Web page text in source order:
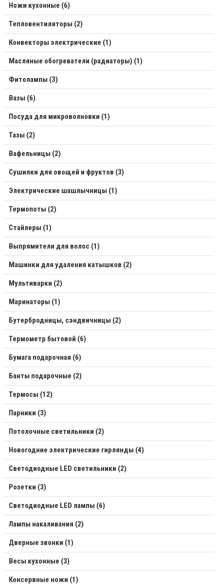
Ножи кухонные (6)
Тепловентиляторы (2)
Конвекторы электрические (1)
Масляные обогреватели (радиаторы) (1)
Фитолампы (3)
Вазы (6)
Посуда для микроволновки (1)
Тазы (2)
Вафельницы (2)
Сушилки для овощей и фруктов (3)
Электрические шашлычницы (1)
Термопоты (2)
Стайлеры (1)
Выпрямители для волос (1)
Машинки для удаления катышков (2)
Мультиварки (2)
Маринаторы (1)
Бутербродницы, сэндвичницы (2)
Термометр бытовой (6)
Бумага подарочная (6)
Банты подарочные (2)
Термосы (12)
Парники (3)
Потолочные светильники (2)
Новогодние электрические гирлянды (4)
Светодиодные LED светильники (2)
Розетки (3)
Светодиодные LED лампы (6)
Лампы накаливания (2)
Дверные звонки (1)
Весы кухонные (3)
Консервные ножи (1)